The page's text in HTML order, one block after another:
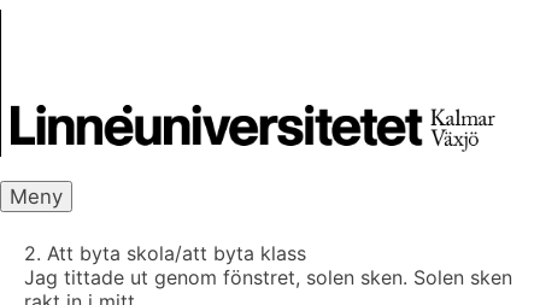
Meny
2. Att byta skola/att byta klass
Jag tittade ut genom fönstret, solen sken. Solen sken